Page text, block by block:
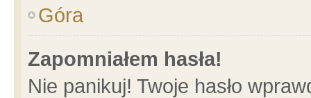
Góra
Zapomniałem hasła!
Nie panikuj! Twoje hasło